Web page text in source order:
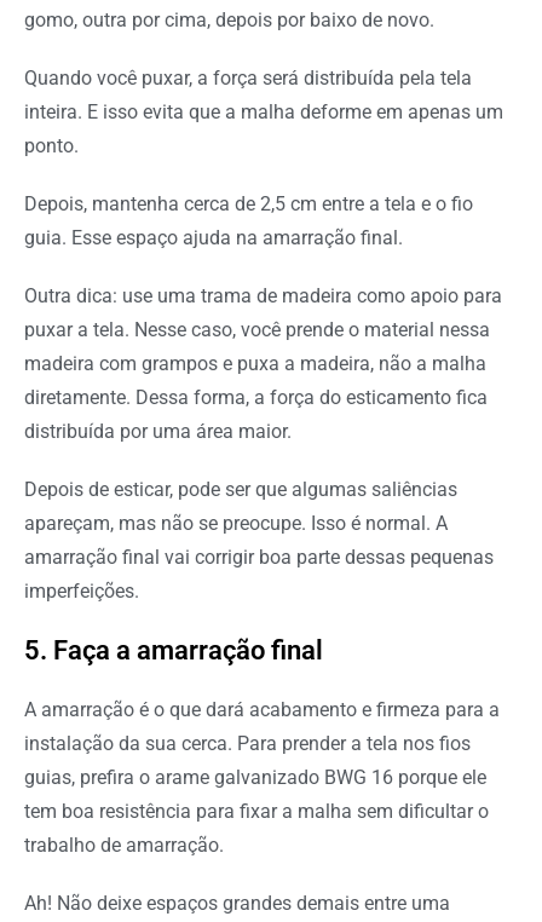
gomo, outra por cima, depois por baixo de novo.
Quando você puxar, a força será distribuída pela tela
inteira. E isso evita que a malha deforme em apenas um
ponto.
Depois, mantenha cerca de 2,5 cm entre a tela e o fio
guia. Esse espaço ajuda na amarração final.
Outra dica: use uma trama de madeira como apoio para
puxar a tela. Nesse caso, você prende o material nessa
madeira com grampos e puxa a madeira, não a malha
diretamente. Dessa forma, a força do esticamento fica
distribuída por uma área maior.
Depois de esticar, pode ser que algumas saliências
apareçam, mas não se preocupe. Isso é normal. A
amarração final vai corrigir boa parte dessas pequenas
imperfeições.
5. Faça a amarração final
A amarração é o que dará acabamento e firmeza para a
instalação da sua cerca. Para prender a tela nos fios
guias, prefira o arame galvanizado BWG 16 porque ele
tem boa resistência para fixar a malha sem dificultar o
trabalho de amarração.
Ah! Não deixe espaços grandes demais entre uma